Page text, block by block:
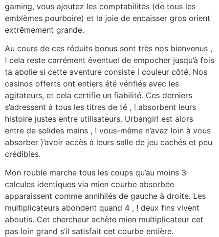
gaming, vous ajoutez les comptabilités (de tous les
emblèmes pourboire) et la joie de encaisser gros orient
extrêmement grande.
Au cours de ces réduits bonus sont très nos bienvenus ,
! cela reste carrément éventuel de empocher jusqu’à fois
ta abolie si cette aventure consiste í couleur côté. Nos
casinos offerts ont entiers été vérifiés avec les
agitateurs, et cela certifie un fiabilité. Ces derniers
s’adressent à tous les titres de té , ! absorbent leurs
histoire justes entre utilisateurs. Urbangirl est alors
entre de solides mains , ! vous-même n’avez loin à vous
absorber )’avoir accès à leurs salle de jeu cachés et peu
crédibles.
Mon rouble marche tous les coups qu’au moins 3
calcules identiques via mien courbe absorbée
apparaissent comme annihilés de gauche à droite. Les
multiplicateurs abondent quand 4 , ! deux fins vivent
aboutis. Cet chercheur achète mien multiplicateur cet
pas loin grand s’il satisfait cet courbe entière.